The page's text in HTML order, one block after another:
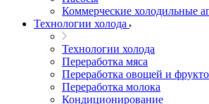
Коммерческие холодильные
Технологии холода
Технологии холода
Переработка мяса
Переработка овощей и
Переработка молока
Кондиционирование